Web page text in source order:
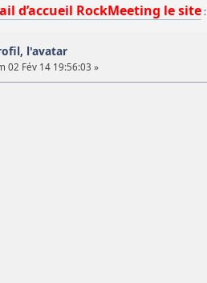
d’accueil RockMeeting le site:
l'avatar
02 Fév 14 19:56:03 »